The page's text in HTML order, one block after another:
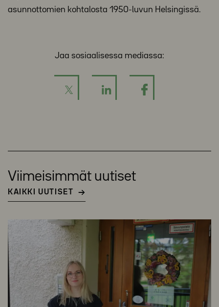
asunnottomien kohtalosta 1950-luvun Helsingissä.
Jaa sosiaalisessa mediassa:
Viimeisimmät uutiset
KAIKKI UUTISET